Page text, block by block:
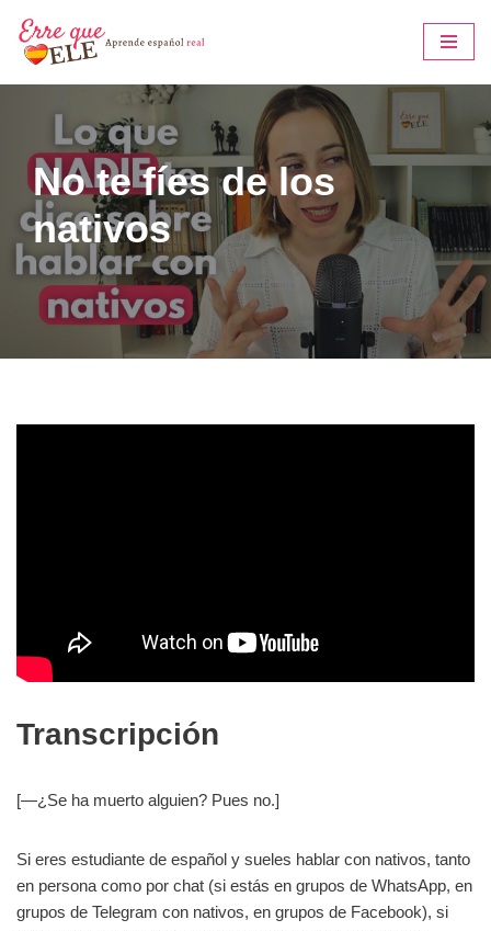
Saltar
al
contenido
No te fíes de los
nativos
Transcripción
[—¿Se ha muerto alguien? Pues no.]
Si eres estudiante de español y sueles hablar con nativos, tanto
en persona como por chat (si estás en grupos de WhatsApp, en
grupos de Telegram con nativos, en grupos de Facebook), si